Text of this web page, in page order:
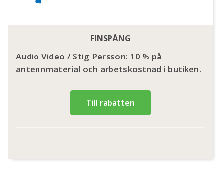
FINSPÅNG
Audio Video / Stig Persson: 10 % på
antennmaterial och arbetskostnad i butiken.
Till rabatten